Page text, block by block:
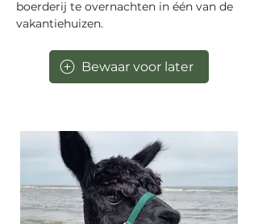
boerderij te overnachten in één van de
vakantiehuizen.
Bewaar voor later